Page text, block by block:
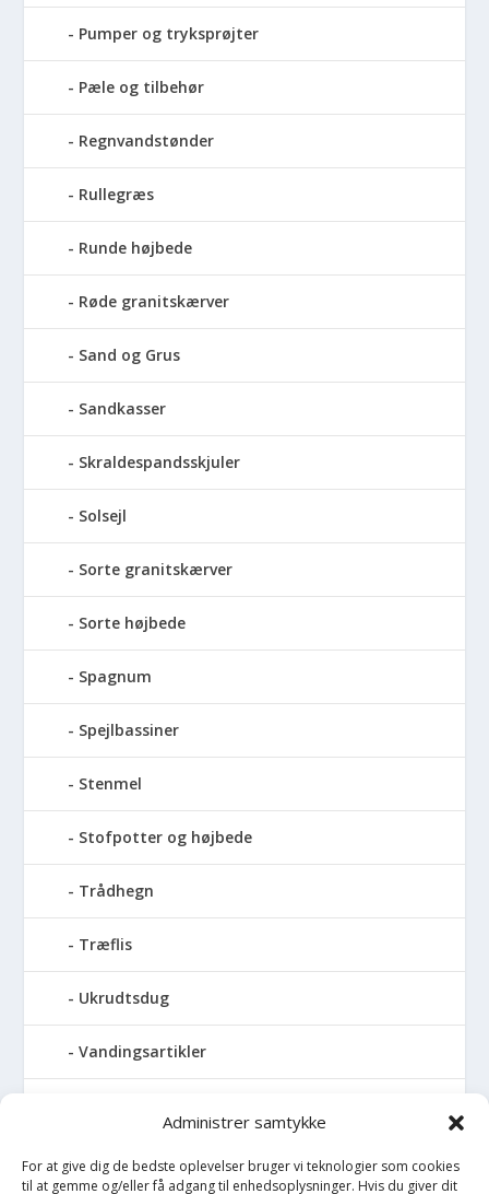
Administrer samtykke
For at give dig de bedste oplevelser bruger vi teknologier som cookies
til at gemme og/eller få adgang til enhedsoplysninger. Hvis du giver dit
Pumper og tryksprøjter
Pæle og tilbehør
Regnvandstønder
Rullegræs
Runde højbede
Røde granitskærver
Sand og Grus
Sandkasser
Skraldespandsskjuler
Solsejl
Sorte granitskærver
Sorte højbede
Spagnum
Spejlbassiner
Stenmel
Stofpotter og højbede
Trådhegn
Træflis
Ukrudtsdug
Vandingsartikler
Vildthegn